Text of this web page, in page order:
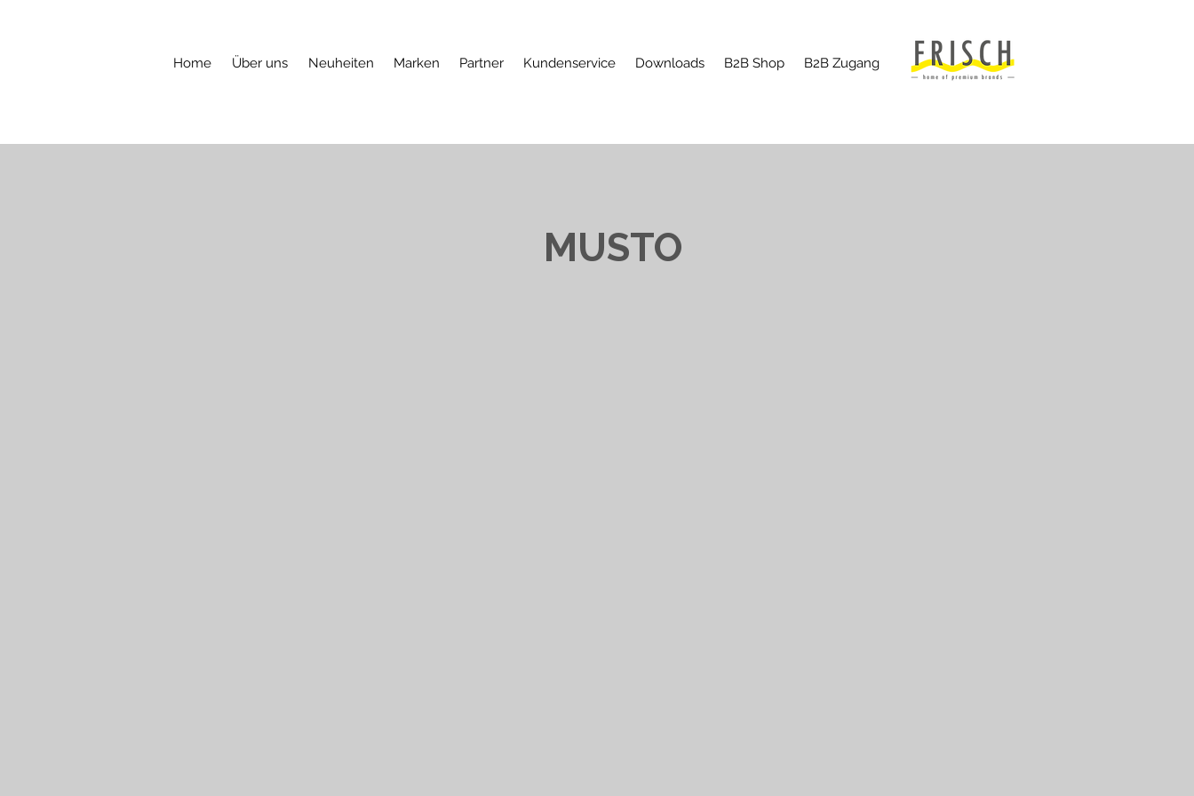
Home Über uns Neuheiten Marken Partner Kundenservice Downloads B2B Shop B2B Zugang
MUSTO